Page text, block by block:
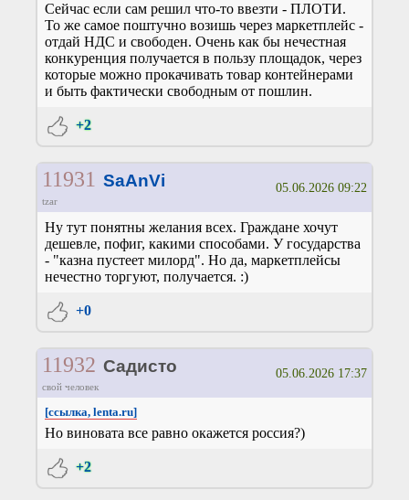
Сейчас если сам решил что-то ввезти - ПЛОТИ.
То же самое поштучно возишь через маркетплейс -
отдай НДС и свободен. Очень как бы нечестная
конкуренция получается в пользу площадок, через
которые можно прокачивать товар контейнерами
и быть фактически свободным от пошлин.
+2
11931 SaAnVi
tzar
05.06.2026 09:22
Ну тут понятны желания всех. Граждане хочут
дешевле, пофиг, какими способами. У государства
- "казна пустеет милорд". Но да, маркетплейсы
нечестно торгуют, получается. :)
+0
11932 Садисто
свой человек
05.06.2026 17:37
[ссылка, lenta.ru]
Но виновата все равно окажется россия?)
+2